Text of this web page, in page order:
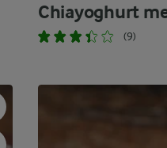
Chiayoghurt
(9)